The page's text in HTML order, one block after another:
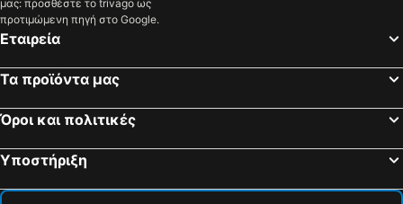
Campo di Trens, spa hotels
Villanders, spa hotels
μας: προσθέστε το trivago ως
προτιμώμενη πηγή στο Google.
Εταιρεία
Τα προϊόντα μας
Όροι και πολιτικές
Υποστήριξη